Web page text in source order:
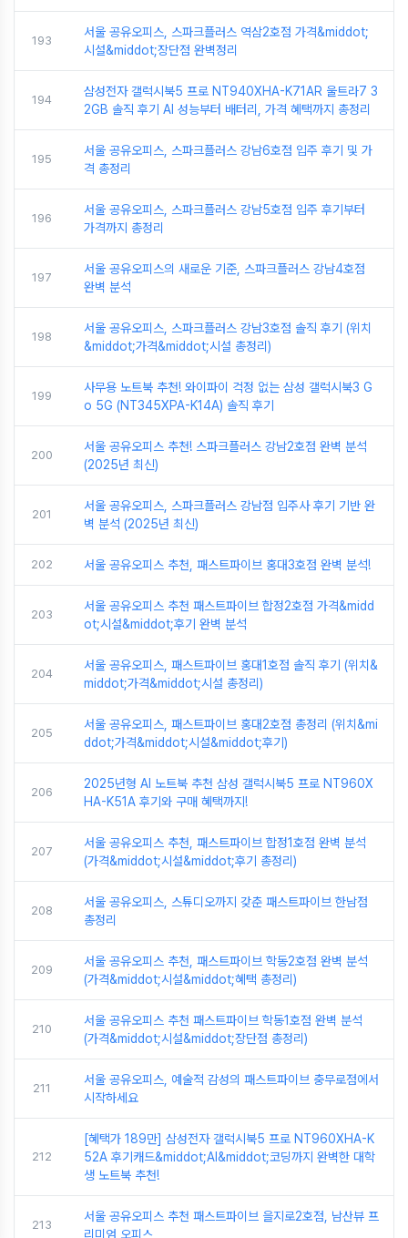
193
서울 공유오피스, 스파크플러스 역삼2호점 가격&middot;
시설&middot;장단점 완벽정리
194
삼성전자 갤럭시북5 프로 NT940XHA-K71AR 울트라7 3
2GB 솔직 후기 AI 성능부터 배터리, 가격 혜택까지 총정리
195
서울 공유오피스, 스파크플러스 강남6호점 입주 후기 및 가
격 총정리
196
서울 공유오피스, 스파크플러스 강남5호점 입주 후기부터
가격까지 총정리
197
서울 공유오피스의 새로운 기준, 스파크플러스 강남4호점
완벽 분석
198
서울 공유오피스, 스파크플러스 강남3호점 솔직 후기 (위치
&middot;가격&middot;시설 총정리)
199
사무용 노트북 추천! 와이파이 걱정 없는 삼성 갤럭시북3 G
o 5G (NT345XPA-K14A) 솔직 후기
200
서울 공유오피스 추천! 스파크플러스 강남2호점 완벽 분석
(2025년 최신)
201
서울 공유오피스, 스파크플러스 강남점 입주사 후기 기반 완
벽 분석 (2025년 최신)
202 서울 공유오피스 추천, 패스트파이브 홍대3호점 완벽 분석!
203
서울 공유오피스 추천 패스트파이브 합정2호점 가격&midd
ot;시설&middot;후기 완벽 분석
204
서울 공유오피스, 패스트파이브 홍대1호점 솔직 후기 (위치&
middot;가격&middot;시설 총정리)
205
서울 공유오피스, 패스트파이브 홍대2호점 총정리 (위치&mi
ddot;가격&middot;시설&middot;후기)
206
2025년형 AI 노트북 추천 삼성 갤럭시북5 프로 NT960X
HA-K51A 후기와 구매 혜택까지!
207
서울 공유오피스 추천, 패스트파이브 합정1호점 완벽 분석
(가격&middot;시설&middot;후기 총정리)
208
서울 공유오피스, 스튜디오까지 갖춘 패스트파이브 한남점
총정리
209
서울 공유오피스 추천, 패스트파이브 학동2호점 완벽 분석
(가격&middot;시설&middot;혜택 총정리)
210
서울 공유오피스 추천 패스트파이브 학동1호점 완벽 분석
(가격&middot;시설&middot;장단점 총정리)
211
서울 공유오피스, 예술적 감성의 패스트파이브 충무로점에서
시작하세요
212
[혜택가 189만] 삼성전자 갤럭시북5 프로 NT960XHA-K
52A 후기캐드&middot;AI&middot;코딩까지 완벽한 대학
생 노트북 추천!
213
서울 공유오피스 추천 패스트파이브 을지로2호점, 남산뷰 프
리미엄 오피스